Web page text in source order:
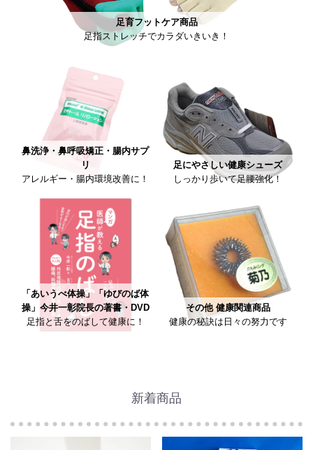
足育フットケア商品
足指ストレッチでカラダいきいき！
鼻洗浄・鼻呼吸矯正・腸内サプ
リ
アレルギー・腸内環境改善に！
足にやさしい健康シューズ
しっかり歩いて足腰強化！
「あいうべ体操」「ゆびのば体
操」今井一彰院長の著書・DVD
足指と舌をのばして健康に！
その他 健康関連商品
健康の秘訣は日々の努力です
新着商品